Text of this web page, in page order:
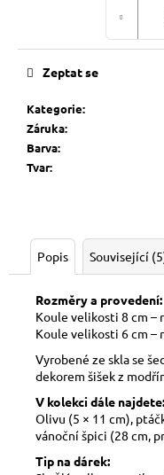
Kategorie:
Záruka:
Barva:
Tvar:
Zeptat se
Popis Související
Rozměry a provedení:
Koule velikosti 8 cm –
Koule velikosti 6 cm –
Vyrobené ze skla se
dekorem šišek z
V kolekci dále najdete:
Olivu (5 × 11 cm),
vánočníšpici (28 cm,
Tip na dárek: